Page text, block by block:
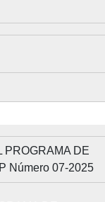
PROGRAMA DE
Número 07-2025